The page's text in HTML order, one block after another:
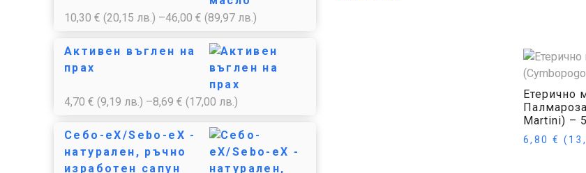
10,30 € (20,15 лв.) –46,00 € (89,97 лв.)
Активен въглен на
прах
4,70 € (9,19 лв.) –8,69 € (17,00 лв.)
Себо-еХ/Sebo-eX -
натурален, ръчно
изработен сапун
Етерично
Martini) –
6,80 €